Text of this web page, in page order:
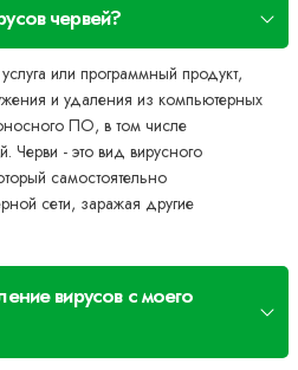
червей?
или программный продукт,
и удаления из компьютерных
ПО, в том числе
Черви - это вид вирусного
самостоятельно
сети, заражая другие
вирусов с моего